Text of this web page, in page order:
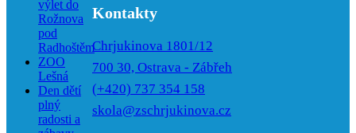
výlet do
Rožnova
pod
Radhoštěm
ZOO
Lešná
Den dětí
plný
radosti a
Kontakty
Chrjukinova 1801/12
700 30, Ostrava - Zábřeh
(+420) 737 354 158
skola@zschrjukinova.cz